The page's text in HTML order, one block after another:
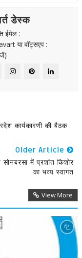
डेस्क
ईमेल :
या वॉट्सएप :
कार्यकारणी की बैठक
Older Article
में प्रशांत किशोर
का भव्य स्वागत
View More